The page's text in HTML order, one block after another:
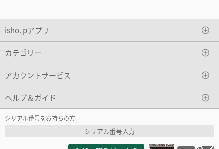
isho.jpアプリ
カテゴリー
アカウントサービス
ヘルプ＆ガイド
シリアル番号をお持ちの方
シリアル番号入力